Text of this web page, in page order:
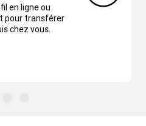
en ligne ou
pour transférer
chez vous.